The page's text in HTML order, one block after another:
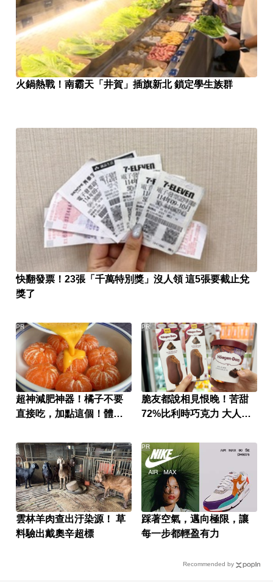
火鍋熱戰！南霸天「井賀」插旗新北 鎖定學生族群
快翻發票！23張「千萬特別獎」沒人領 這5張要截止兌
獎了
超神減肥神器！橘子不要
直接吃，加點這個！體重
PR
脆友都說相見恨晚！苦甜
72%比利時巧克力 大人味
PR
雲林羊肉查出汙染源！ 草
料驗出戴奧辛超標
踩著空氣，邁向極限，讓
每一步都輕盈有力
PR
Recommended by